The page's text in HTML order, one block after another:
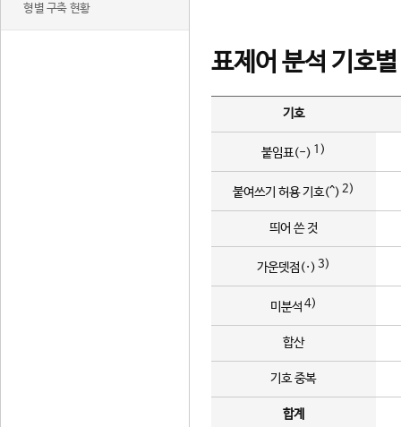
형별 구축 현황
표제어 분석 기호
기호
붙임표(-) 1)
붙여쓰기 허용 기호(^) 2)
띄어 쓴 것
가운뎃점(·) 3)
미분석 4)
합산
기호 중복
합계